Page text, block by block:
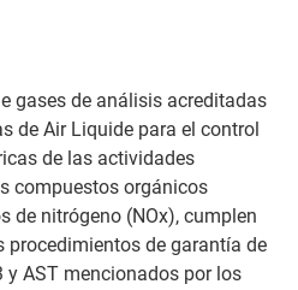
gases de análisis acreditadas
de Air Liquide para el control
de las actividades
compuestos orgánicos
de nitrógeno (NOx), cumplen
procedimientos de garantía de
y AST mencionados por los